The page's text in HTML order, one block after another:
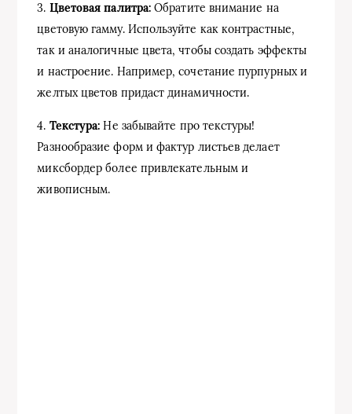
3. Цветовая палитра: Обратите внимание на
цветовую гамму. Используйте как контрастные,
так и аналогичные цвета, чтобы создать эффекты
и настроение. Например, сочетание пурпурных и
желтых цветов придаст динамичности.
4. Текстура: Не забывайте про текстуры!
Разнообразие форм и фактур листьев делает
миксбордер более привлекательным и
живописным.